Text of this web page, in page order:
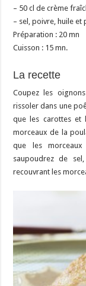
– 50 cl de crème
– sel, poivre, huile et
Préparation : 20 mn
Cuisson : 15 mn.
La recette
Coupez les
rissoler dans une
que les carottes et
morceaux de la
que les
saupoudrez de
recouvrant les